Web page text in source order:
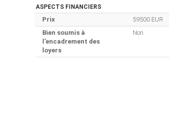
ASPECTS FINANCIERS
Prix
59500 EUR
Bien soumis à
l'encadrement des
loyers
Non